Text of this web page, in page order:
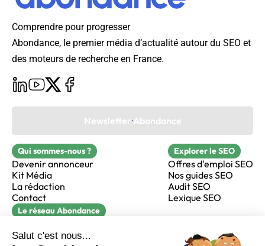
Comprendre pour progresser
Abondance, le premier média d’actualité autour du SEO et
des moteurs de recherche en France.
Newsletter Abondance
Qui sommes-nous ?
Devenir annonceur
Kit Média
La rédaction
Contact
Explorer le SEO
Offres d'emploi SEO
Nos guides SEO
Audit SEO
Lexique SEO
Le réseau Abondance
Réacteur